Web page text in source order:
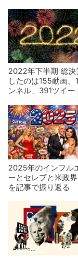
2022年下半期 総決
したのは155動画、
ンネル、391ツイー
2025年のインフル
ーとセレブと米政
を記事で振り返る